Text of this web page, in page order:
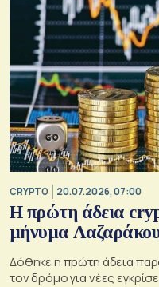
CRYPTO 20.07.2026, 07:00
Η πρώτη άδεια
μήνυμα
Δόθηκε η πρώτη άδεια
τον δρόμο για νέες